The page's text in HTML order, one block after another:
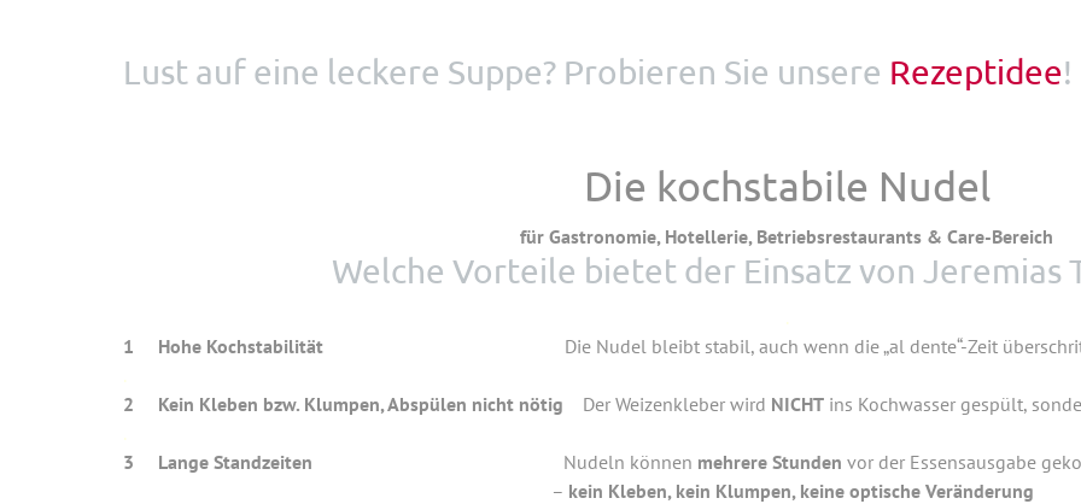
Lust auf eine leckere Suppe? Probieren Sie unsere Rezeptidee!
Die kochstabile Nudel
für Gastronomie, Hotellerie, Betriebsrestaurants & Care-Bereich
Welche Vorteile bietet der Einsatz von Jeremias
.
1 Hohe Kochstabilität
Die Nudel bleibt stabil, auch wenn die „al dente“-Zeit
.
2 Kein Kleben bzw. Klumpen, Abspülen nicht nötig Der Weizenkleber wird NICHT ins Kochwasser gespült,
.
3 Lange Standzeiten
Nudeln können mehrere Stunden vor der Essensausgabe
– kein Kleben, kein Klumpen, keine optische Veränderung